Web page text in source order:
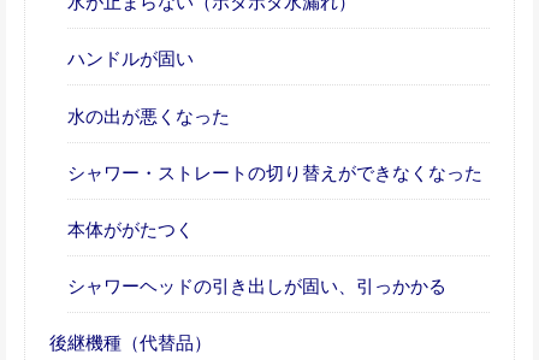
ハンドルが固い
水の出が悪くなった
シャワー・ストレートの切り替えができなくなった
本体ががたつく
シャワーヘッドの引き出しが固い、引っかかる
後継機種（代替品）